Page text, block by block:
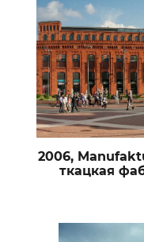
2006,
ткацкая